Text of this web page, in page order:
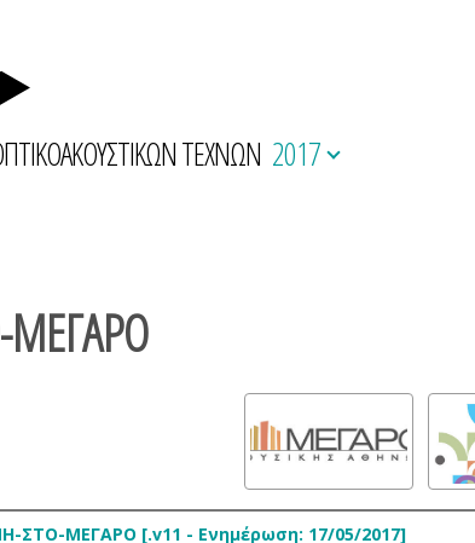
ΤΕΧΝΩΝ 2017
ΣΤΟ-ΜΕΓΑΡΟ [.v11 - Ενημέρωση: 17/05/2017]